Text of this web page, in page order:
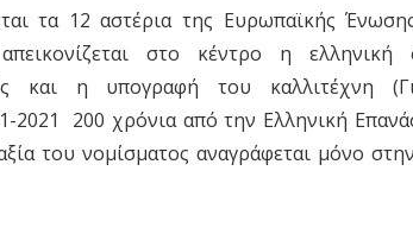
τα 12 αστέρια της Ευρωπαϊκής
στο κέντρο η ελληνική
και η υπογραφή του καλλιτέχνη
2021 200 χρόνια από την Ελληνική
του νομίσματος αναγράφεται μόνο